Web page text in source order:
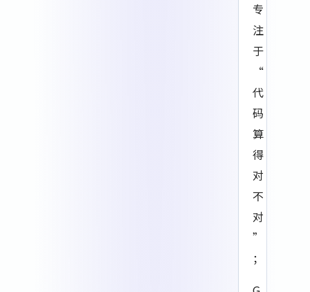
专
注
于
“
代
码
算
得
对
不
对
”
；